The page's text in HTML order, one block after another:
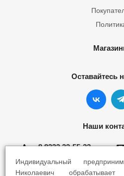
Оставайтесь
Наши
8 8332 22-55-22
Киров, ул.
Индивидуальный
Николаевич